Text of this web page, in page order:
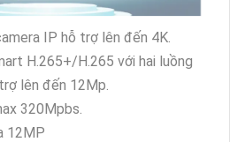
IP hỗ trợ lên đến 4K.
H.265+/H.265 với hai luồng
lên đến 12Mp.
320Mpbs.
12MP